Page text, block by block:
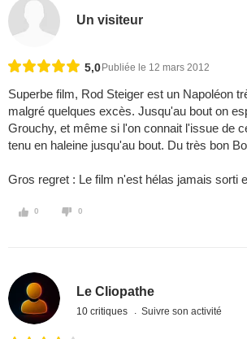
Un visiteur
5,0 Publiée le 12 mars 2012
Superbe film, Rod Steiger est un Napoléon
malgré quelques excès. Jusqu'au bout on
Grouchy, et même si l'on connait l'issue de
tenu en haleine jusqu'au bout. Du très bon
Gros regret : Le film n'est hélas jamais sorti
0 0
Le Cliopathe
10 critiques Suivre son activité